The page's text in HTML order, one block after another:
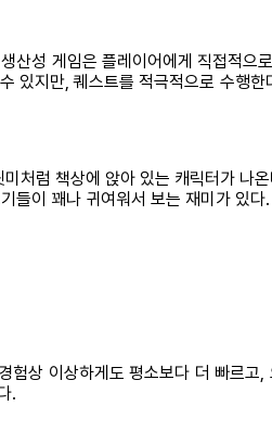
성 게임은 플레이어에게 직접적으
지만, 퀘스트를 적극적으로 수행
럼 책상에 앉아 있는 캐릭터가 나
들이 꽤나 귀여워서 보는 재미가 있다.
상 이상하게도 평소보다 더 빠르
.